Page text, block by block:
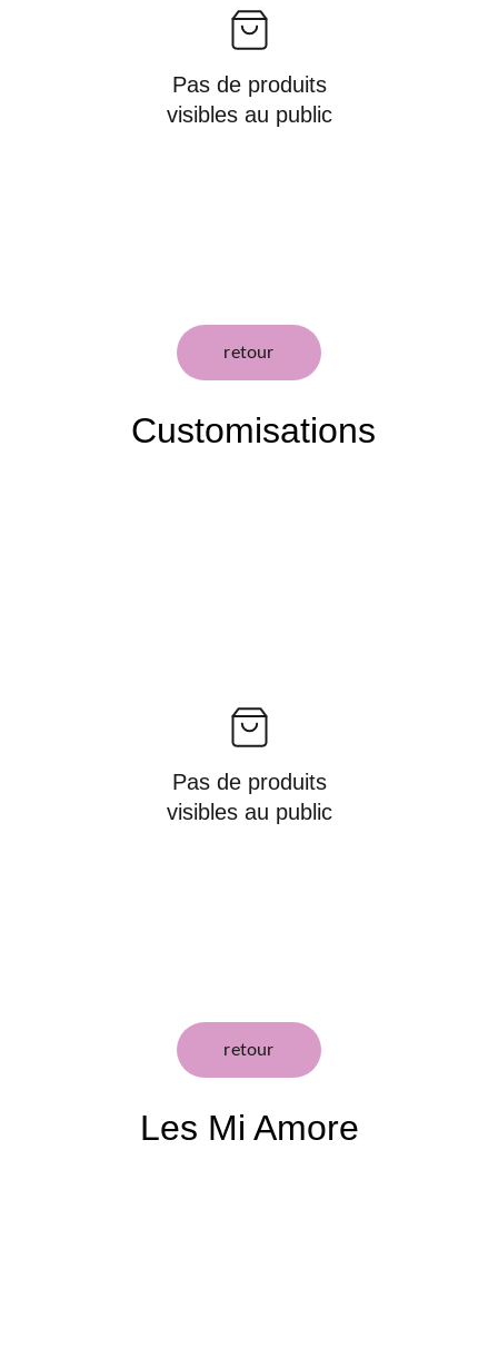
Pas de produits
visibles au public
retour
Customisations
Pas de produits
visibles au public
retour
Les Mi Amore